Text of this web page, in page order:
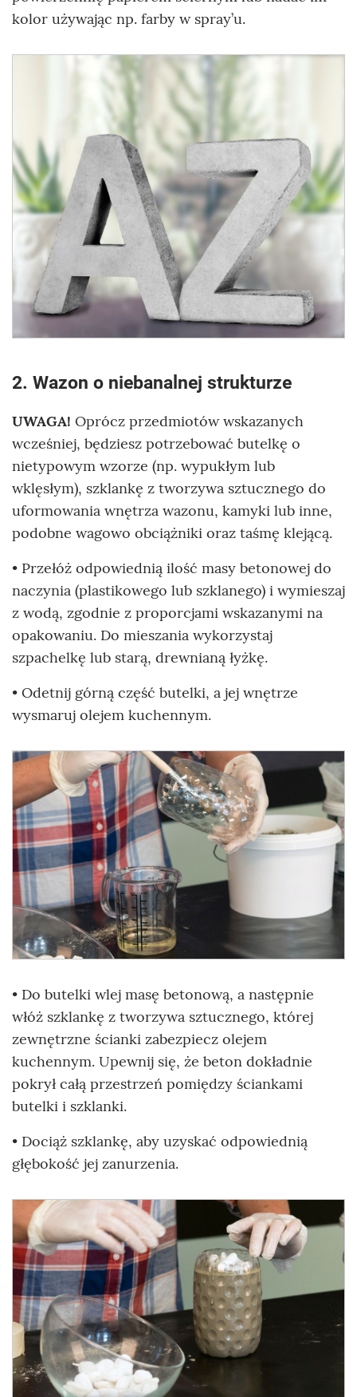
kolor używając np. farby w spray’u.
2. Wazon o niebanalnej strukturze
UWAGA! Oprócz przedmiotów wskazanych
wcześniej, będziesz potrzebować butelkę o
nietypowym wzorze (np. wypukłym lub
wklęsłym), szklankę z tworzywa sztucznego do
uformowania wnętrza wazonu, kamyki lub inne,
podobne wagowo obciążniki oraz taśmę klejącą.
• Przełóż odpowiednią ilość masy betonowej do
naczynia (plastikowego lub szklanego) i wymieszaj
z wodą, zgodnie z proporcjami wskazanymi na
opakowaniu. Do mieszania wykorzystaj
szpachelkę lub starą, drewnianą łyżkę.
• Odetnij górną część butelki, a jej wnętrze
wysmaruj olejem kuchennym.
• Do butelki wlej masę betonową, a następnie
włóż szklankę z tworzywa sztucznego, której
zewnętrzne ścianki zabezpiecz olejem
kuchennym. Upewnij się, że beton dokładnie
pokrył całą przestrzeń pomiędzy ściankami
butelki i szklanki.
• Dociąż szklankę, aby uzyskać odpowiednią
głębokość jej zanurzenia.